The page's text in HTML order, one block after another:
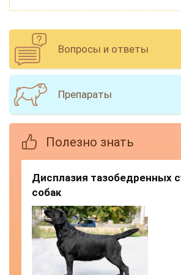
Вопросы и ответы
Препараты
Полезно знать
Дисплазия тазобедренных
собак